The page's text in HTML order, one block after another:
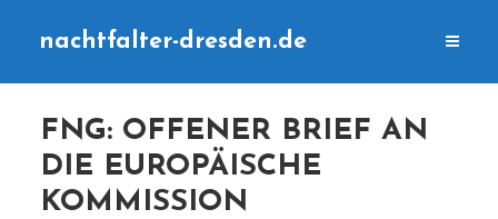
nachtfalter-dresden.de
FNG: OFFENER BRIEF AN
DIE EUROPÄISCHE
KOMMISSION